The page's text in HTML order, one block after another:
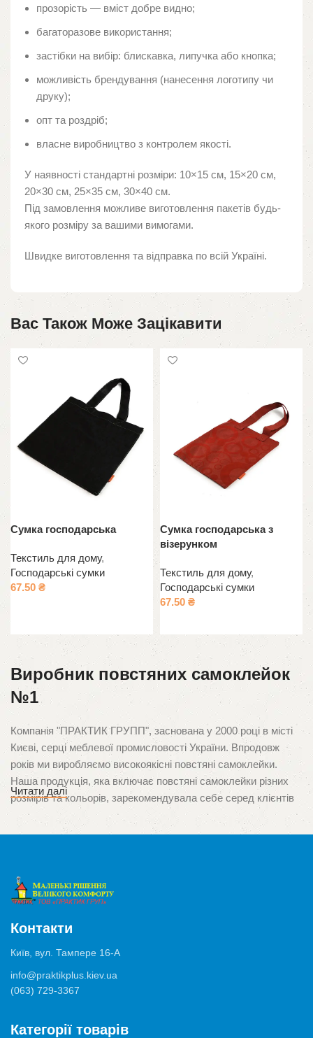
прозорість — вміст добре видно;
багаторазове використання;
застібки на вибір: блискавка, липучка або кнопка;
можливість брендування (нанесення логотипу чи
друку);
опт та роздріб;
власне виробництво з контролем якості.
У наявності стандартні розміри: 10×15 см, 15×20 см,
20×30 см, 25×35 см, 30×40 см.
Під замовлення можливе виготовлення пакетів будь-
якого розміру за вашими вимогами.
Швидке виготовлення та відправка по всій Україні.
Вас Також Може Зацікавити
Сумка господарська
Текстиль для дому,
Господарські сумки
67.50 ₴
Сумка господарська з
візерунком
Текстиль для дому,
Господарські сумки
67.50 ₴
Виробник повстяних самоклейок
№1
Компанія "ПРАКТИК ГРУПП", заснована у 2000 році в місті
Києві, серці меблевої промисловості України. Впродовж
років ми виробляємо високоякісні повстяні самоклейки.
Наша продукція, яка включає повстяні самоклейки різних
розмірів та кольорів, зарекомендувала себе серед клієнтів
завдяки неперевершеній якості та орієнтації на потреби
споживачів. Ми пишаємося тим, що стали першими в Україні
ушкоджень, спричинених ніжками меблів.
Продукція нашого виробництва застосовуються у
плитки, до мінімізації шуму від ящиків, комодів чи шаф. Ми
використовуємо лише високоякісні матеріали та клеї
та тривалий термін служби продукту.
Читати далі
Контакти
Київ, вул. Тампере 16-А
info@praktikplus.kiev.ua
(063) 729-3367
Категорії товарів